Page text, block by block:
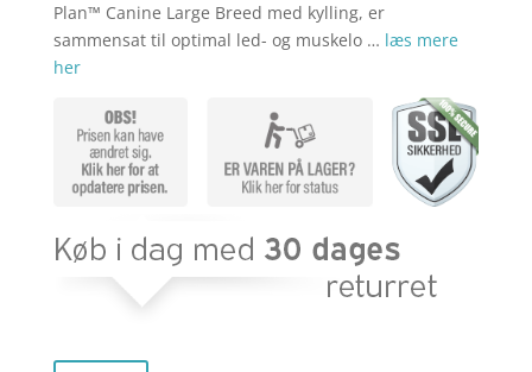
Plan™ Canine Large Breed med kylling, er
sammensat til optimal led- og muskelo … læs mere
her